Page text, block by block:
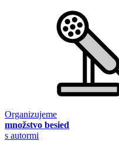
Organizujeme
množstvo besied
s autormi